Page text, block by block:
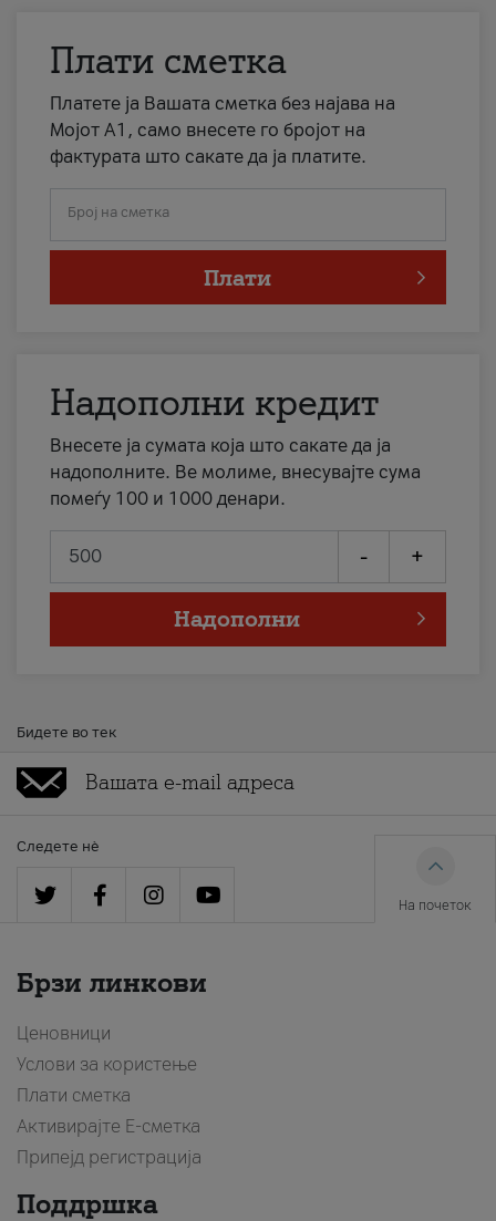
Плати сметка
Платете ја Вашата сметка без најава на
Мојот А1, само внесете го бројот на
фактурата што сакате да ја платите.
Број на сметка
Плати
Надополни кредит
Внесете ја сумата која што сакате да ја
надополните. Ве молиме, внесувајте сума
помеѓу 100 и 1000 денари.
- +
Надополни
Бидете во тек
Следете нè
На почеток
Брзи линкови
Ценовници
Услови за користење
Плати сметка
Активирајте Е-сметка
Припејд регистрација
Поддршка